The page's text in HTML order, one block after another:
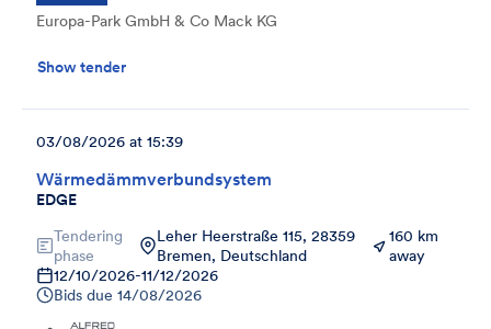
Europa-Park GmbH & Co Mack KG
Show tender
Wärmedämmverbundsystem
EDGE
03/08/2026 at 15:39
Tendering
phase
Leher Heerstraße 115, 28359
Bremen, Deutschland
160 km
away
12/10/2026-11/12/2026
Bids due 14/08/2026